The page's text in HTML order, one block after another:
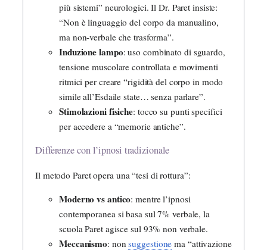
più sistemi” neurologici. Il Dr. Paret insiste:
“Non è linguaggio del corpo da manualino,
ma non-verbale che trasforma”.
Induzione lampo: uso combinato di sguardo,
tensione muscolare controllata e movimenti
ritmici per creare “rigidità del corpo in modo
simile all’Esdaile state… senza parlare”.
Stimolazioni fisiche: tocco su punti specifici
per accedere a “memorie antiche”.
Differenze con l’ipnosi tradizionale
Il metodo Paret opera una “tesi di rottura”:
Moderno vs antico: mentre l’ipnosi
contemporanea si basa sul 7% verbale, la
scuola Paret agisce sul 93% non verbale.
Meccanismo: nonsuggestione ma “attivazione